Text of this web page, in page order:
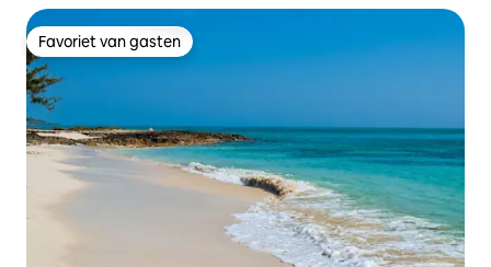
Favoriet van gasten
Favoriet van gasten